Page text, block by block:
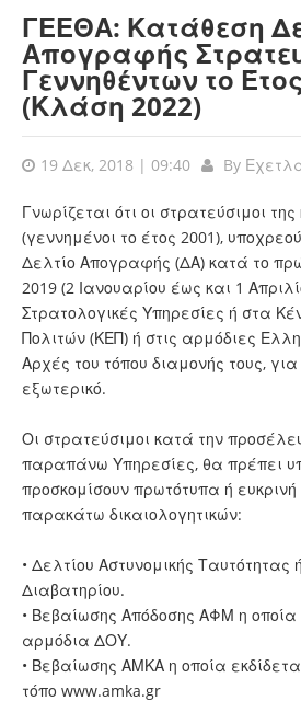
ΓΕΕΘΑ: Κατάθεση
Απογραφής
Γεννηθέντων το
(Κλάση 2022)
19 Δεκ, 2018 | 09:40 By
Γνωρίζεται ότι οι στρατεύσιμοι
(γεννημένοι το έτος 2001),
Δελτίο Απογραφής (ΔΑ) κατά το
2019 (2 Ιανουαρίου έως και 1
Στρατολογικές Υπηρεσίες ή στα
Πολιτών (ΚΕΠ) ή στις αρμόδιες
Αρχές του τόπου διαμονής τους,
εξωτερικό.
Οι στρατεύσιμοι κατά την
παραπάνω Υπηρεσίες, θα πρέπει
προσκομίσουν πρωτότυπα ή
παρακάτω δικαιολογητικών:
• Δελτίου Αστυνομικής Ταυτότητας
Διαβατηρίου.
• Βεβαίωσης Απόδοσης ΑΦΜ η οποία
αρμόδια ΔΟΥ.
• Βεβαίωσης ΑΜΚΑ η οποία
τόπο www.amka.gr